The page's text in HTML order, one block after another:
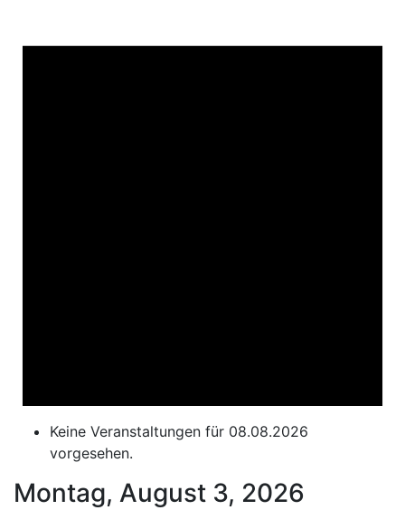
Keine Veranstaltungen für 08.08.2026
vorgesehen.
Montag, August 3, 2026